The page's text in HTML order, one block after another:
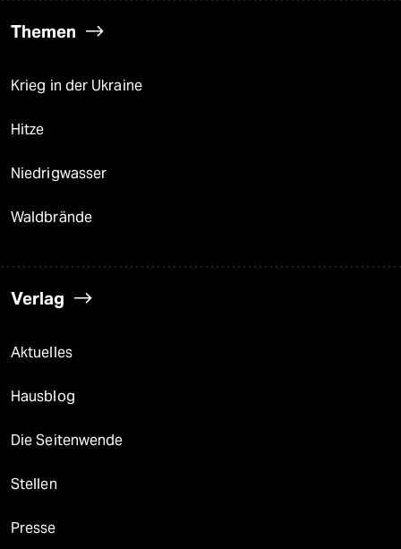
Themen
Krieg in der Ukraine
Hitze
Niedrigwasser
Waldbrände
Verlag
Aktuelles
Hausblog
Die Seitenwende
Stellen
Presse